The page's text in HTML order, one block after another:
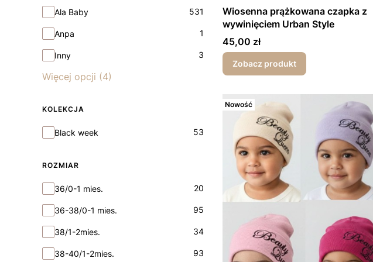
Ala Baby 531
Anpa 1
Inny 3
Więcej opcji (4)
KOLEKCJA
Kolekcja
Black week 53
ROZMIAR
rozmiar
36/0-1 mies. 20
36-38/0-1 mies. 95
38/1-2mies. 34
38-40/1-2mies. 93
Wiosenna prążkowana czapka z
wywinięciem Urban Style
Cena
45,00 zł
Zobacz produkt
Nowość